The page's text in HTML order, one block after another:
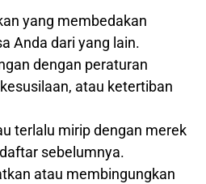
yang membedakan
Anda dari yang lain.
dengan peraturan
atau ketertiban
terlalu mirip dengan merek
sebelumnya.
atau membingungkan